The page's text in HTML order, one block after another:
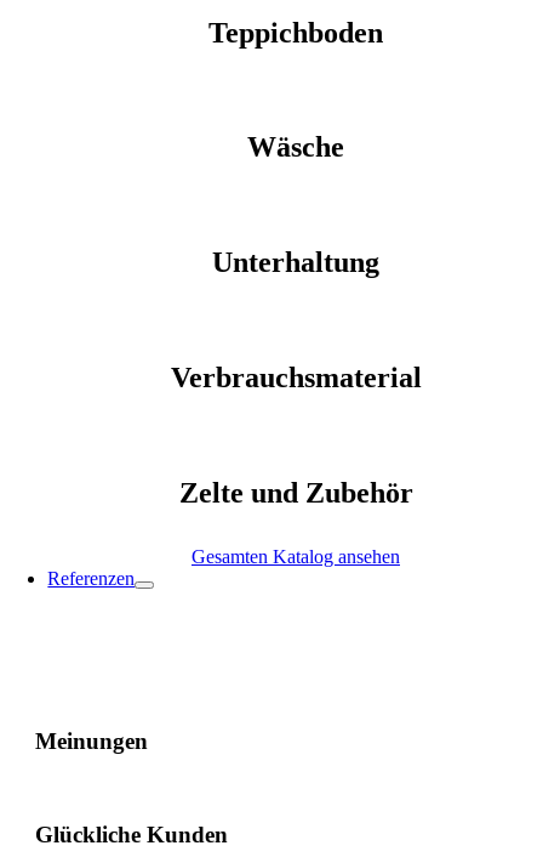
Teppichboden
Wäsche
Unterhaltung
Verbrauchsmaterial
Zelte und Zubehör
Gesamten Katalog ansehen
Referenzen
Meinungen
Glückliche Kunden